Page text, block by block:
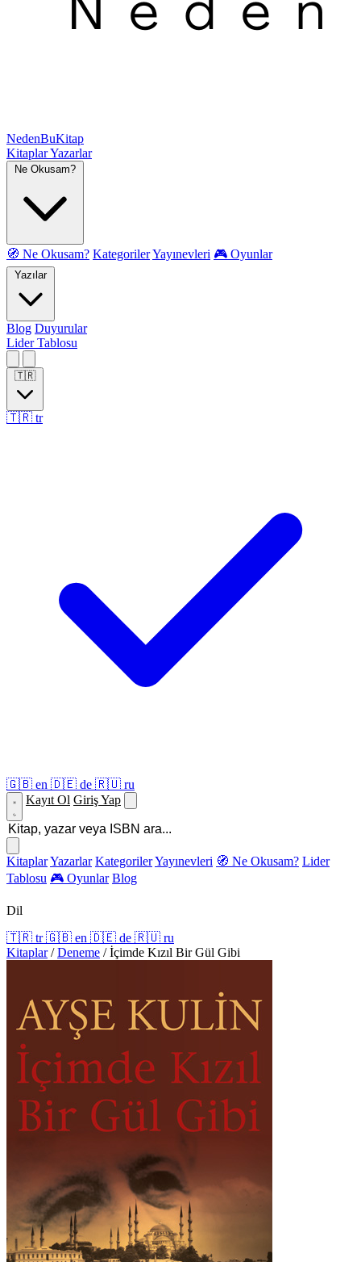
NedenBuKitap
KitaplarYazarlar
Ne Okusam?
🧭 Ne Okusam? KategorilerYayınevleri 🎮 Oyunlar
Yazılar
Blog Duyurular
Lider Tablosu
🇹🇷
🇹🇷 tr
🇬🇧 en 🇩🇪 de 🇷🇺 ru
Kayıt Ol Giriş Yap
KitaplarYazarlar KategorilerYayınevleri 🧭 Ne Okusam? Lider
Tablosu 🎮 Oyunlar Blog
Dil
🇹🇷 tr 🇬🇧 en 🇩🇪 de 🇷🇺 ru
Kitaplar / Deneme / İçimde Kızıl Bir Gül Gibi